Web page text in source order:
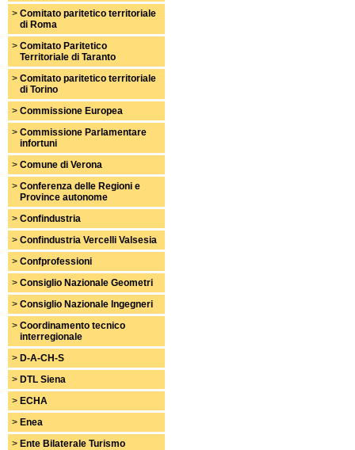
> Comitato paritetico territoriale
di Roma
> Comitato Paritetico
Territoriale di Taranto
> Comitato paritetico territoriale
di Torino
> Commissione Europea
> Commissione Parlamentare
infortuni
> Comune di Verona
> Conferenza delle Regioni e
Province autonome
> Confindustria
> Confindustria Vercelli Valsesia
> Confprofessioni
> Consiglio Nazionale Geometri
> Consiglio Nazionale Ingegneri
> Coordinamento tecnico
interregionale
> D-A-CH-S
> DTL Siena
> ECHA
> Enea
> Ente Bilaterale Turismo